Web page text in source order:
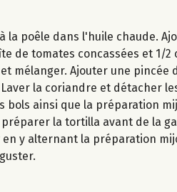
la poêle dans l'huile chaude.
de tomates concassées et 1/
mélanger. Ajouter une pincée
la coriandre et détacher
ainsi que la préparation
la tortilla avant de la
y alternant la préparation